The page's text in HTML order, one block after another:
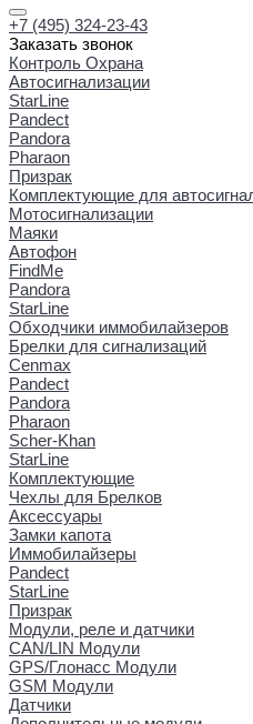
+7 (495) 324-23-43
Заказать звонок
Контроль Охрана
Автосигнализации
StarLine
Pandect
Pandora
Pharaon
Призрак
Комплектующие для
Мотосигнализации
Маяки
Автофон
FindMe
Pandora
StarLine
Обходчики иммобилайзеров
Брелки для сигнализаций
Cenmax
Pandect
Pandora
Pharaon
Scher-Khan
StarLine
Комплектующие
Чехлы для Брелков
Аксессуары
Замки капота
Иммобилайзеры
Pandect
StarLine
Призрак
Модули, реле и датчики
CAN/LIN Модули
GPS/Глонасс Модули
GSM Модули
Датчики